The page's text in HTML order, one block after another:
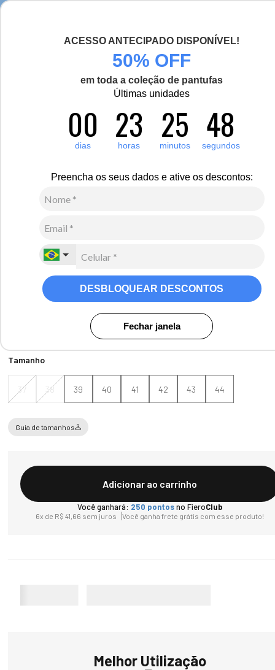
ACESSO ANTECIPADO DISPONÍVEL!
50% OFF
em toda a coleção de pantufas
Últimas unidades
00
dias 23
horas 25
minutos 48
segundos
Preencha os seus dados e ative os descontos:
DESBLOQUEAR DESCONTOS
Fechar janela
Avaliações
Linha Clássicos
00
66sem juros
Ver Parcelas
(5% OFF no PIX/Boleto)
Preto
Tamanho
37 38 39 40 41 42 43 44
Guia de tamanhos
Adicionar ao carrinho
Você ganhará: 250 pontosno FieroClub
6x de R$ 41,66 sem juros Você ganha frete grátis com esse produto!
Melhor Utilização